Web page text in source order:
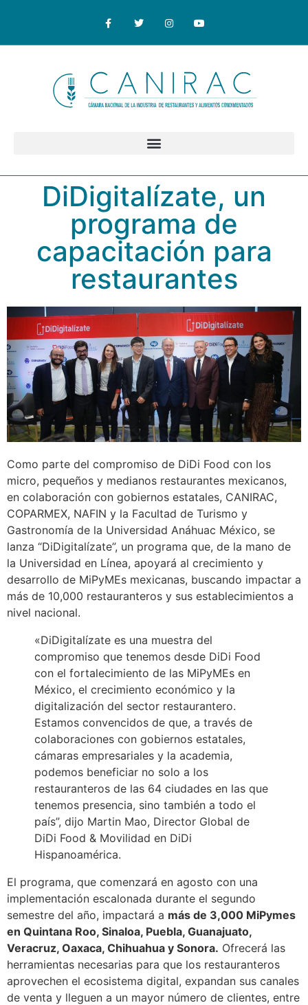
DiDigitalízate, un
programa de
capacitación para
restaurantes
Como parte del compromiso de DiDi Food con los
micro, pequeños y medianos restaurantes mexicanos,
en colaboración con gobiernos estatales, CANIRAC,
COPARMEX, NAFIN y la Facultad de Turismo y
Gastronomía de la Universidad Anáhuac México, se
lanza “DiDigitalízate”, un programa que, de la mano de
la Universidad en Línea, apoyará al crecimiento y
desarrollo de MiPyMEs mexicanas, buscando impactar a
más de 10,000 restauranteros y sus establecimientos a
nivel nacional.
«DiDigitalízate es una muestra del
compromiso que tenemos desde DiDi Food
con el fortalecimiento de las MiPyMEs en
México, el crecimiento económico y la
digitalización del sector restaurantero.
Estamos convencidos de que, a través de
colaboraciones con gobiernos estatales,
cámaras empresariales y la academia,
podemos beneficiar no solo a los
restauranteros de las 64 ciudades en las que
tenemos presencia, sino también a todo el
país”, dijo Martin Mao, Director Global de
DiDi Food & Movilidad en DiDi
Hispanoamérica.
El programa, que comenzará en agosto con una
implementación escalonada durante el segundo
semestre del año, impactará a más de 3,000 MiPymes
en Quintana Roo, Sinaloa, Puebla, Guanajuato,
Veracruz, Oaxaca, Chihuahua y Sonora. Ofrecerá las
herramientas necesarias para que los restauranteros
aprovechen el ecosistema digital, expandan sus canales
de venta y lleguen a un mayor número de clientes, entre